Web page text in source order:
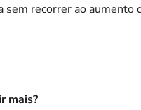
sem recorrer ao
mais?